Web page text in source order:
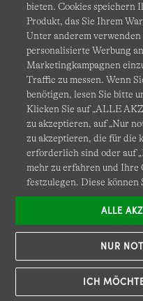
AGB
Cookies Ich möchte
Site Map
Diese Website ist durch
Datenschutzerklärung
©
bieten. Cookies speichern
Produkt, das Sie Ihrem
Unter anderem verwenden
personalisierte Werbung
Marketingkampagnen
Traffic zu messen. Wenn
benötigen, lesen Sie bitte
Klicken Sie auf „ALLE
zu akzeptieren, auf „Nur
zu akzeptieren, die für die
erforderlich sind oder auf
mehr zu erfahren und Ihre
festzulegen. Diese
ICH
NUR
ALLE